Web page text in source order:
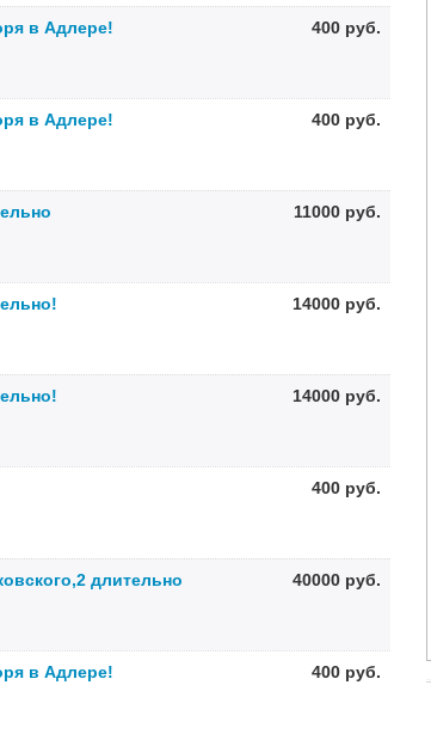
в Адлере! 400 руб.
в Адлере! 400 руб.
11000 руб.
14000 руб.
14000 руб.
400 руб.
длительно 40000 руб.
в Адлере! 400 руб.